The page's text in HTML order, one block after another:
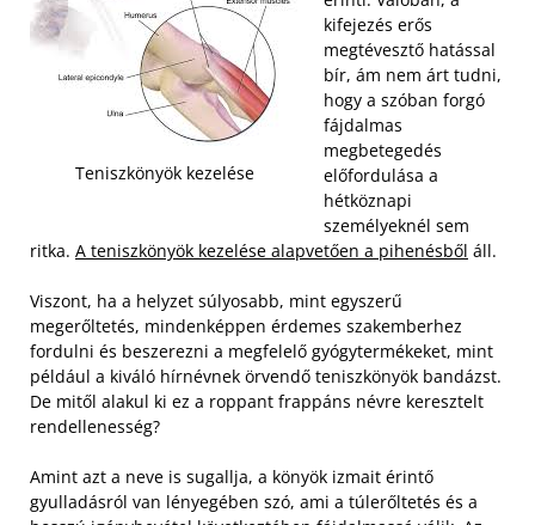
Teniszkönyök kezelése
kifejezés erős
megtévesztő hatással
bír, ám nem árt tudni,
hogy a szóban forgó
fájdalmas
megbetegedés
előfordulása a
hétköznapi
személyeknél sem
ritka. A teniszkönyök kezelése alapvetően a pihenésből áll.
Viszont, ha a helyzet súlyosabb, mint egyszerű
megerőltetés, mindenképpen érdemes szakemberhez
fordulni és beszerezni a megfelelő gyógytermékeket, mint
például a kiváló hírnévnek örvendő teniszkönyök bandázst.
De mitől alakul ki ez a roppant frappáns névre keresztelt
rendellenesség?
Amint azt a neve is sugallja, a könyök izmait érintő
gyulladásról van lényegében szó, ami a túlerőltetés és a